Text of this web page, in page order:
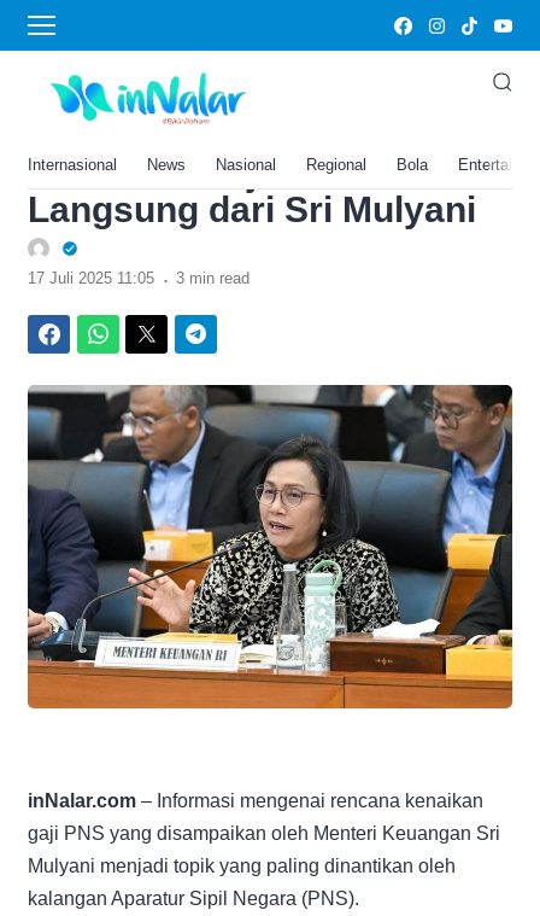
Internasional News Nasional Regional Bola
Home›
Resmi Tercantum di Nota
Keuangan, Ini Bocoran
Kenaikan Gaji PNS 2025
Langsung dari Sri Mulyani
17 Juli 2025 11:05 . 3 min read
inNalar.com – Informasi mengenai rencana kenaikan
gaji PNS yang disampaikan oleh Menteri Keuangan Sri
Mulyani menjadi topik yang paling dinantikan oleh
kalangan Aparatur Sipil Negara (PNS).